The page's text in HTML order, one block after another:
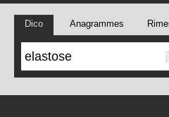
Dico Anagrammes